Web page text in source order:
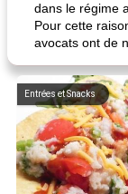
dans le régime
Pour cette
avocats ont de
Entrées et Snacks